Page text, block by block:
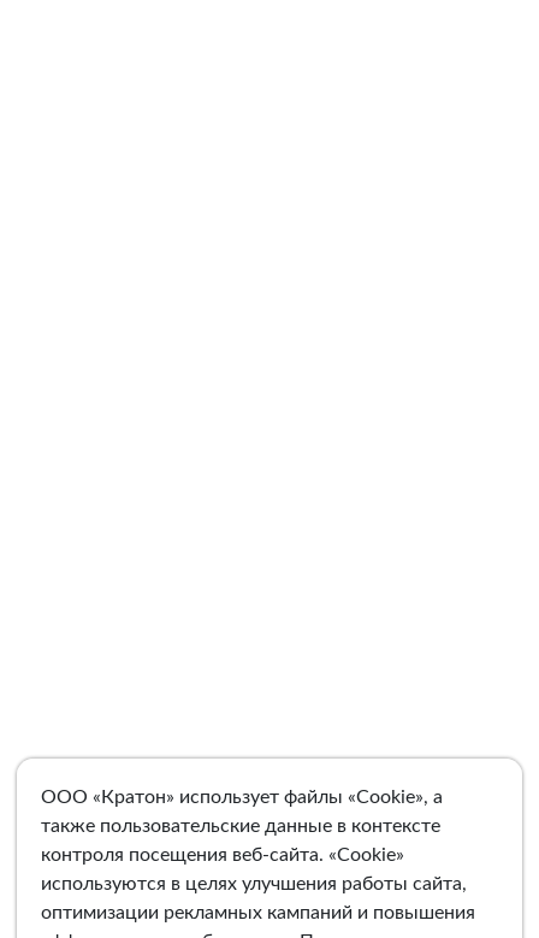
ООО «Кратон» использует файлы «Cookie», а
также пользовательские данные в контексте
контроля посещения веб-сайта. «Cookie»
используются в целях улучшения работы сайта,
оптимизации рекламных кампаний и повышения